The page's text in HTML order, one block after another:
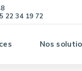
22 34 19 72
Nos